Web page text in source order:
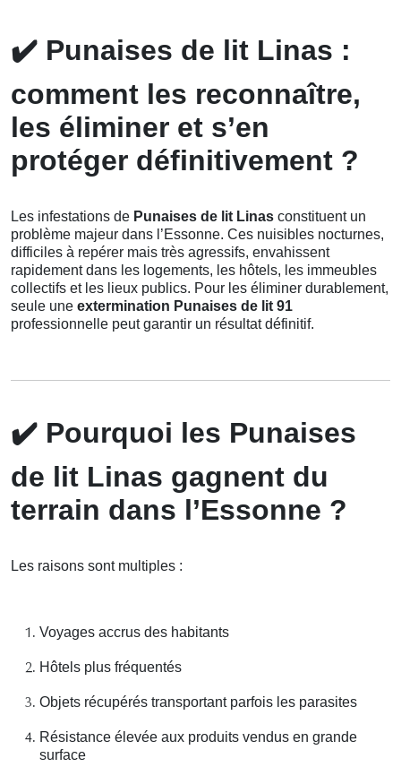
✔️ Punaises de lit Linas :
comment les reconnaître,
les éliminer et s’en
protéger définitivement ?
Les infestations de Punaises de lit Linas constituent un
problème majeur dans l’Essonne. Ces nuisibles nocturnes,
difficiles à repérer mais très agressifs, envahissent
rapidement dans les logements, les hôtels, les immeubles
collectifs et les lieux publics. Pour les éliminer durablement,
seule une extermination Punaises de lit 91
professionnelle peut garantir un résultat définitif.
✔️ Pourquoi les Punaises
de lit Linas gagnent du
terrain dans l’Essonne ?
Les raisons sont multiples :
Voyages accrus des habitants
Hôtels plus fréquentés
Objets récupérés transportant parfois les parasites
Résistance élevée aux produits vendus en grande
surface